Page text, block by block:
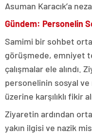
Asuman Karacık’a
Gündem: Personelin
Samimi bir sohbet
görüşmede, emniyet
çalışmalar ele alındı.
personelinin sosyal
üzerine karşılıklı fikir
Ziyaretin ardından
yakın ilgisi ve nazik